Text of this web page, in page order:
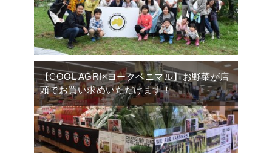
【COOL AGRI×ヨークベニマル】お野菜が店
頭でお買い求めいただけます！